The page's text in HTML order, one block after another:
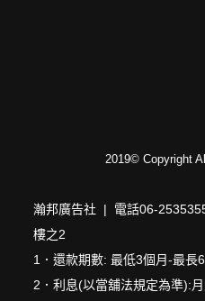
2019© Copyright
瀚邦廣告社 | 電話06-
樓之2
1．還款期數: 最低3個月-最長
2．利息(以當舖法規定為準):